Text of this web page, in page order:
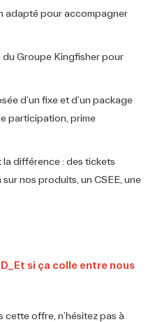
adapté pour accompagner
Groupe Kingfisher pour
d’un fixe et d’un package
participation, prime
différence : des tickets
nos produits, un CSEE, une
offre, n’hésitez pas à